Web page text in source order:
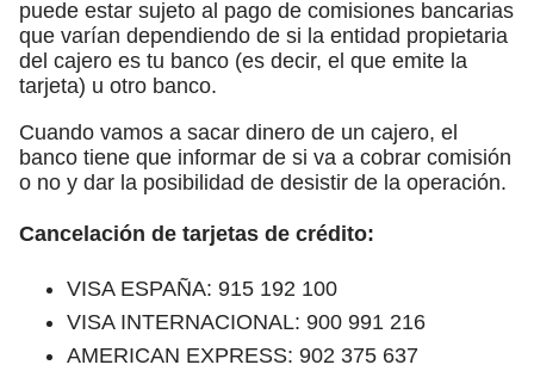
puede estar sujeto al pago de comisiones bancarias
que varían dependiendo de si la entidad propietaria
del cajero es tu banco (es decir, el que emite la
tarjeta) u otro banco.
Cuando vamos a sacar dinero de un cajero, el
banco tiene que informar de si va a cobrar comisión
o no y dar la posibilidad de desistir de la operación.
Cancelación de tarjetas de crédito:
VISA ESPAÑA: 915 192 100
VISA INTERNACIONAL: 900 991 216
AMERICAN EXPRESS: 902 375 637